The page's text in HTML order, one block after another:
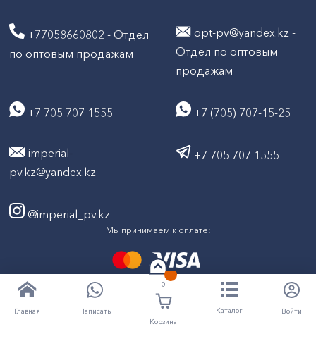
Главная Написать
0
Корзина
Каталог Войти
+77058660802 - Отдел
по оптовым продажам
opt-pv@yandex.kz -
Отдел по оптовым
продажам
+7 705 707 1555 +7 (705) 707-15-25
imperial-
pv.kz@yandex.kz
+7 705 707 1555
@imperial_pv.kz
Мы принимаем к оплате:
Все права защищены © ТД "Империал" 2020- 2026